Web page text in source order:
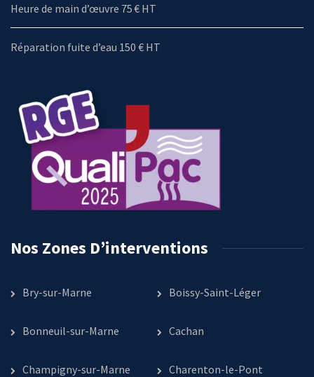
Heure de main d’œuvre 75 € HT
Réparation fuite d’eau 150 € HT
Nos Zones D’interventions
Bry-sur-Marne Boissy-Saint-Léger
Bonneuil-sur-Marne Cachan
Champigny-sur-Marne Charenton-le-Pont